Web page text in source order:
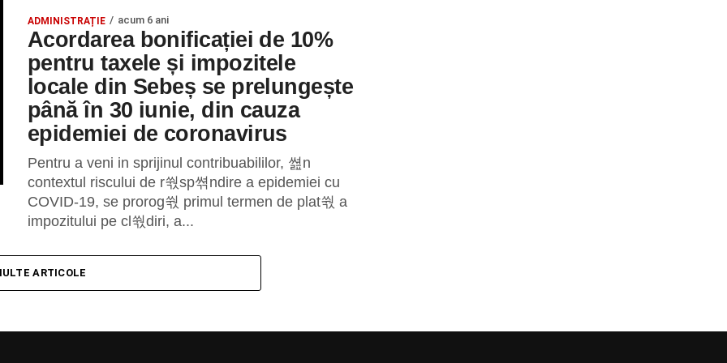
ADMINISTRAȚIE acum 6 ani
Acordarea bonificației de 10%
pentru taxele și impozitele
locale din Sebeș se prelungește
până în 30 iunie, din cauza
epidemiei de coronavirus
Pentru a veni in sprijinul contribuabililor, 쎮n
contextul riscului de r쒃sp쎢ndire a epidemiei cu
COVID-19, se prorog쒃 primul termen de plat쒃 a
impozitului pe cl쒃diri, a...
ARTICOLE